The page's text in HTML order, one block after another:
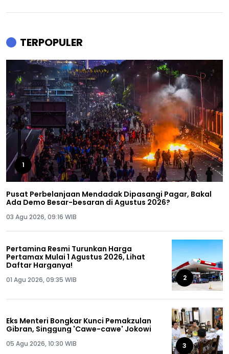
TERPOPULER
1
Pusat Perbelanjaan Mendadak Dipasangi Pagar, Bakal
Ada Demo Besar-besaran di Agustus 2026?
03 Agu 2026, 09:16 WIB
Pertamina Resmi Turunkan Harga
Pertamax Mulai 1 Agustus 2026, Lihat
Daftar Harganya!
01 Agu 2026, 09:35 WIB 2
Eks Menteri Bongkar Kunci Pemakzulan
Gibran, Singgung 'Cawe-cawe' Jokowi
05 Agu 2026, 10:30 WIB 3